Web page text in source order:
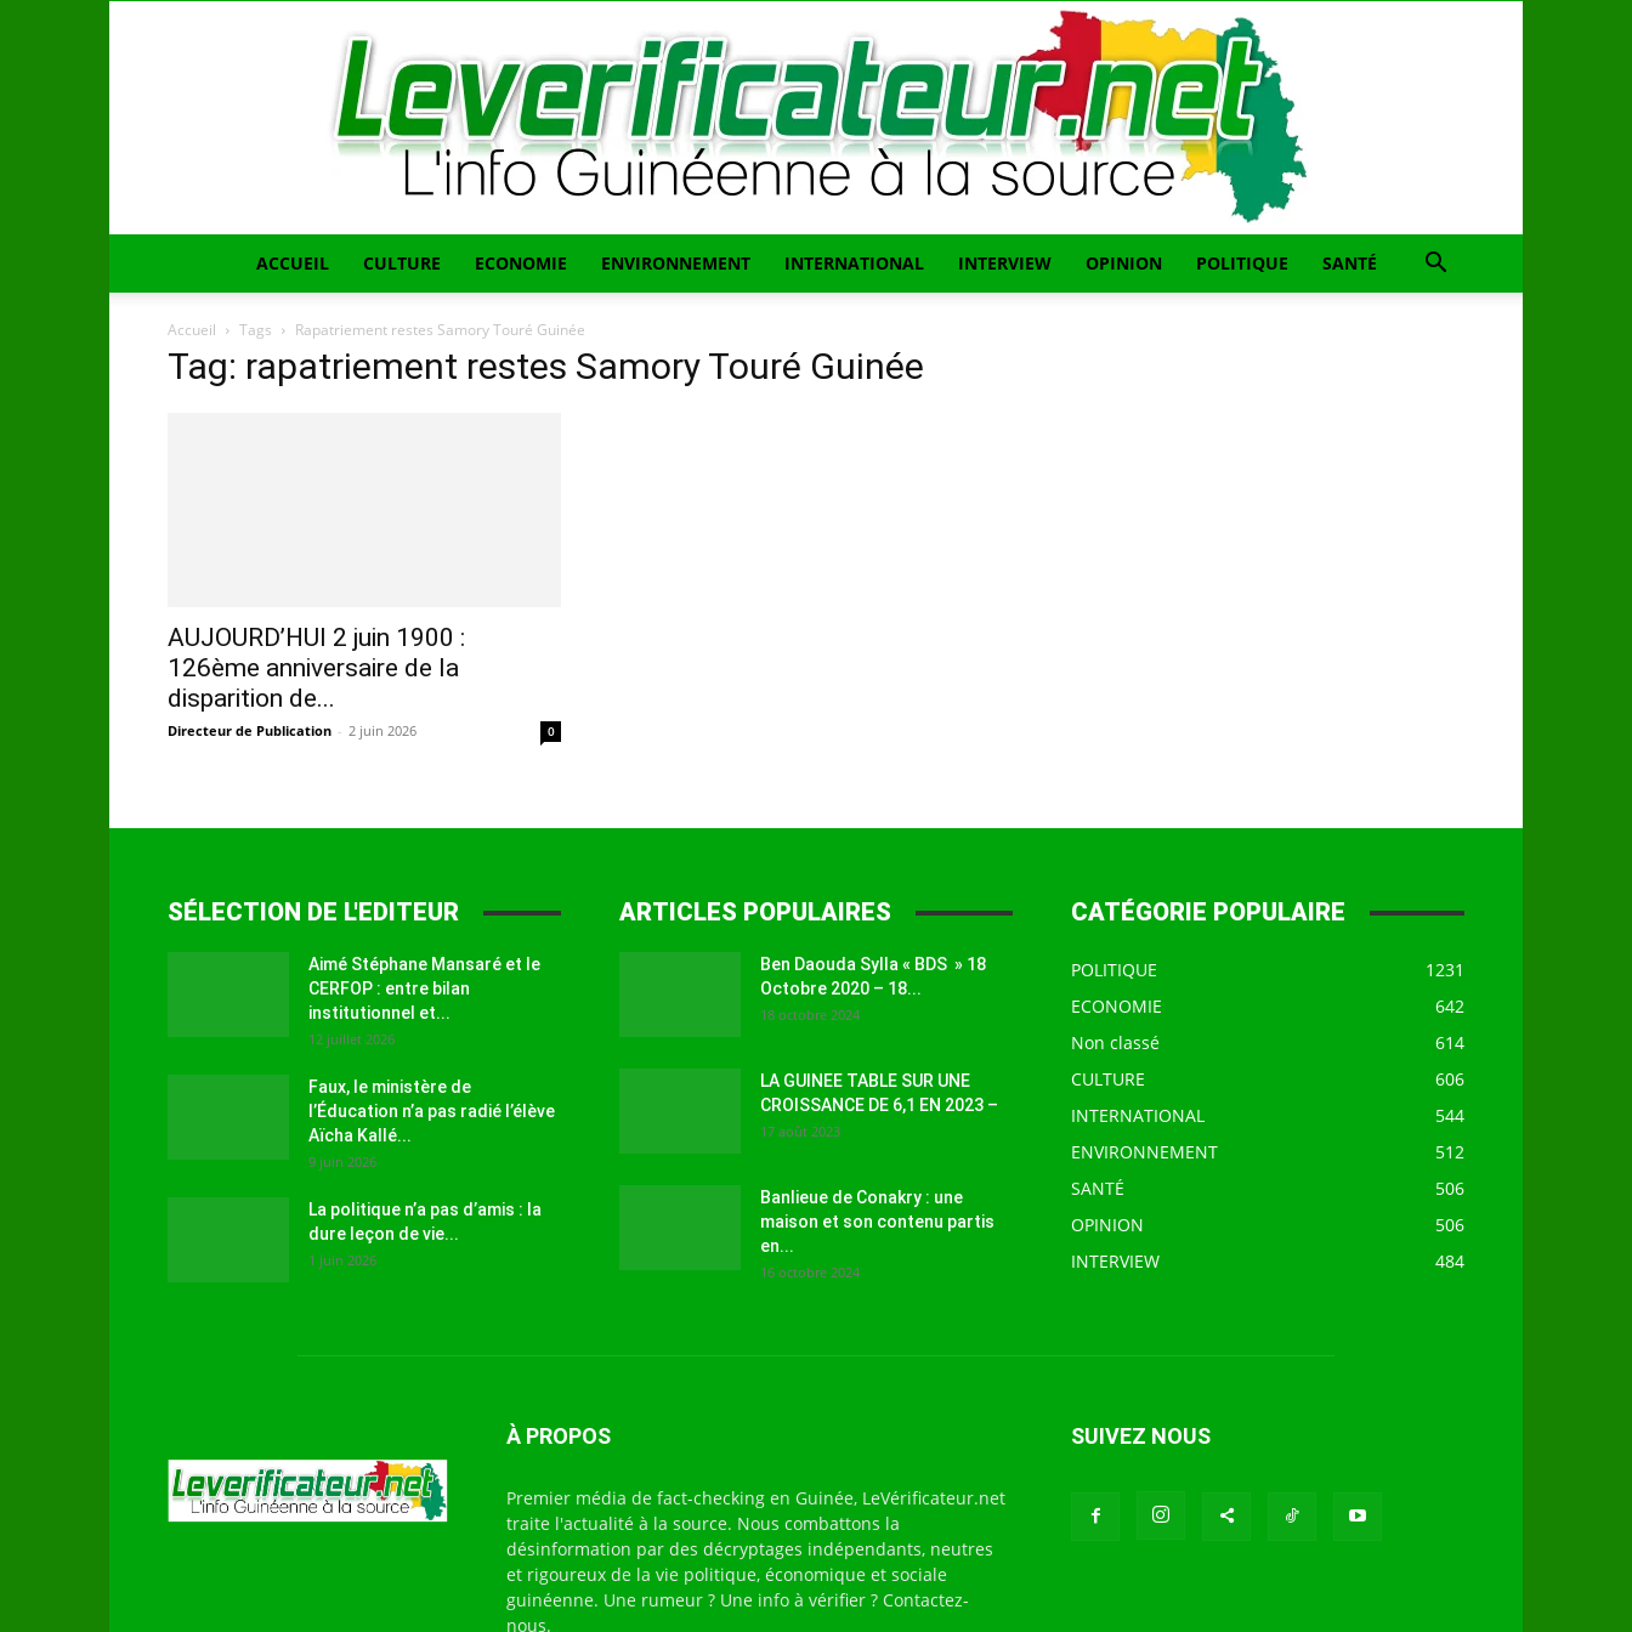
ACCUEIL CULTURE ECONOMIE ENVIRONNEMENT INTERNATIONAL INTERVIEW OPINION POLITIQUE SANTÉ
Accueil Tags Rapatriement restes Samory Touré Guinée
Tag: rapatriement restes Samory Touré Guinée
AUJOURD’HUI 2 juin 1900 :
126ème anniversaire de la
disparition de...
Directeur de Publication - 2 juin 2026 0
SÉLECTION DE L'EDITEUR
Aimé Stéphane Mansaré et le
CERFOP : entre bilan
institutionnel et...
12 juillet 2026
Faux, le ministère de
l’Éducation n’a pas radié l’élève
Aïcha Kallé...
9 juin 2026
La politique n’a pas d’amis : la
dure leçon de vie...
1 juin 2026
ARTICLES POPULAIRES
Ben Daouda Sylla « BDS » 18
Octobre 2020 – 18...
18 octobre 2024
LA GUINEE TABLE SUR UNE
CROISSANCE DE 6,1 EN 2023 –
17 août 2023
Banlieue de Conakry : une
maison et son contenu partis
en...
16 octobre 2024
CATÉGORIE POPULAIRE
POLITIQUE
1231
ECONOMIE
642
Non classé
614
CULTURE
606
INTERNATIONAL
544
ENVIRONNEMENT
512
SANTÉ
506
OPINION
506
INTERVIEW
484
À PROPOS
Premier média de fact-checking en Guinée, LeVérificateur.net
traite l'actualité à la source. Nous combattons la
désinformation par des décryptages indépendants, neutres
et rigoureux de la vie politique, économique et sociale
guinéenne. Une rumeur ? Une info à vérifier ? Contactez-
nous.
SUIVEZ NOUS